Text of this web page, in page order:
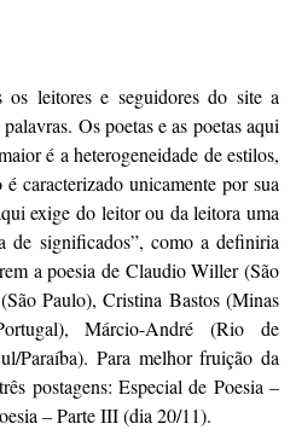
leitores e seguidores do site a
Os poetas e as poetas aqui
é a heterogeneidade de estilos,
caracterizado unicamente por sua
exige do leitor ou da leitora uma
de significados”, como a definiria
a poesia de Claudio Willer (São
Paulo), Cristina Bastos (Minas
Márcio-André (Rio de
Paraíba). Para melhor fruição da
postagens: Especial de Poesia –
– Parte III (dia 20/11).